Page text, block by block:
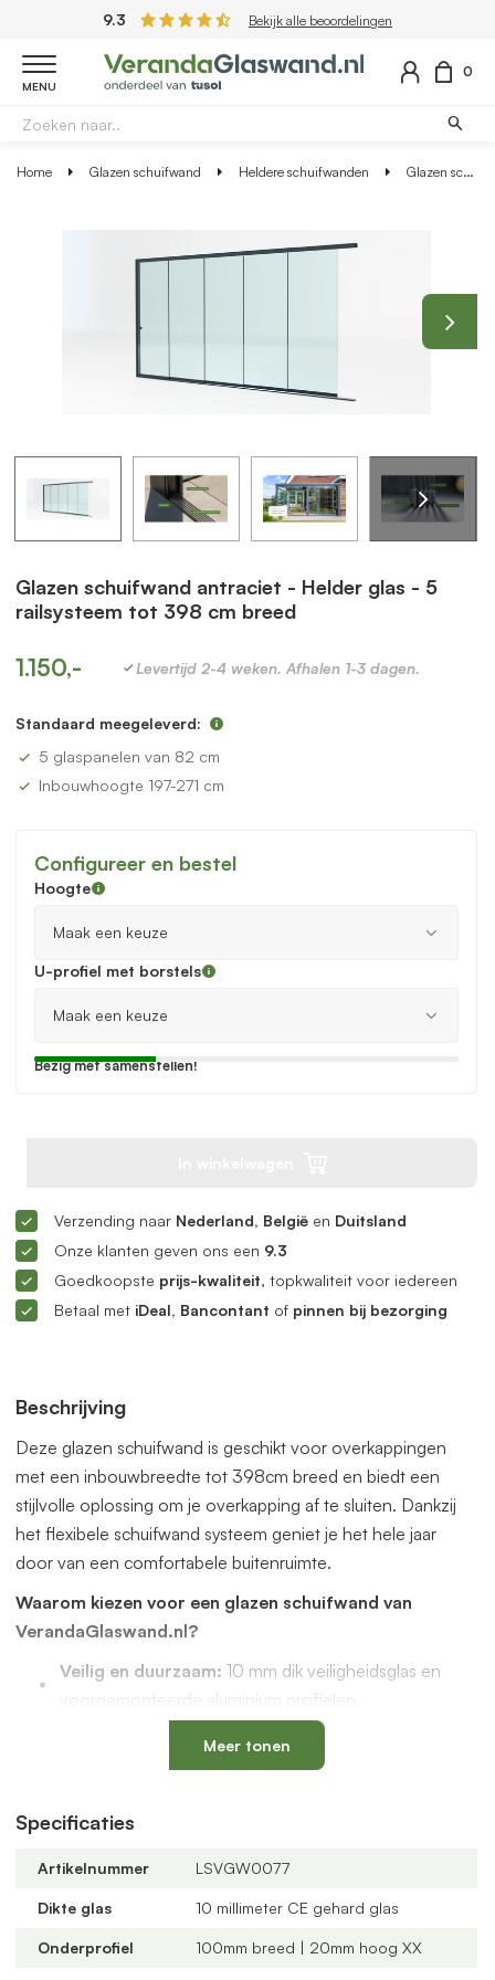
9.3 Bekijk alle beoordelingen
MENU
0
Home Glazen schuifwand Heldere schuifwanden Glazen schuifwand antraciet - Helder glas - 5 railsysteem tot 398 cm breed
Beschrijving
Deze glazen schuifwand is geschikt voor overkappingen
met een inbouwbreedte tot 398cm breed en biedt een
stijlvolle oplossing om je overkapping af te sluiten. Dankzij
het flexibele schuifwand systeem geniet je het hele jaar
door van een comfortabele buitenruimte.
Waarom kiezen voor een glazen schuifwand van
VerandaGlaswand.nl?
Veilig en duurzaam: 10 mm dik veiligheidsglas en
voorgemonteerde aluminium profielen
met een vervangbaar loopspoor,
geïntegreerde waterafvoer en verkrijgbaar in antraciet
Verstelbare kunststof wielen
Altijd passend bij jouw veranda
verschillende maten, glastypes en steellook
U-profielen met tochtborstelsvoor een tochtvrije
Meer tonen
Specificaties
Artikelnummer LSVGW0077
Dikte glas 10 millimeter CE gehard glas
Onderprofiel 100mm breed | 20mm hoog XX
Glazen schuifwand antraciet - Helder glas - 5
railsysteem tot 398 cm breed
1.150,- Levertijd 2-4 weken. Afhalen 1-3 dagen.
Standaard meegeleverd:
5 glaspanelen van 82 cm
Inbouwhoogte 197-271 cm
Configureer en bestel
Hoogte
U-profiel met borstels
Bezig met samenstellen!
Verzending naar Nederland, België en Duitsland
Onze klanten geven ons een 9.3
Goedkoopste prijs-kwaliteit, topkwaliteit voor iedereen
Betaal met iDeal, Bancontant of pinnen bij bezorging